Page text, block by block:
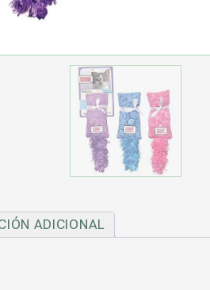
ADICIONAL